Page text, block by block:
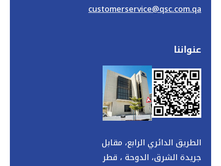
customerservice@qsc.com.qa
عنواننا
الطريق الدائري الرابع، مقابل
جريدة الشرق، الدوحة ، قطر